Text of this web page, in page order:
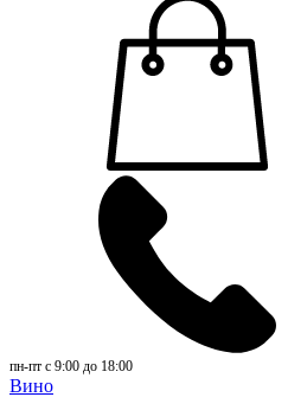
пн-пт с 9:00 до 18:00
Вино